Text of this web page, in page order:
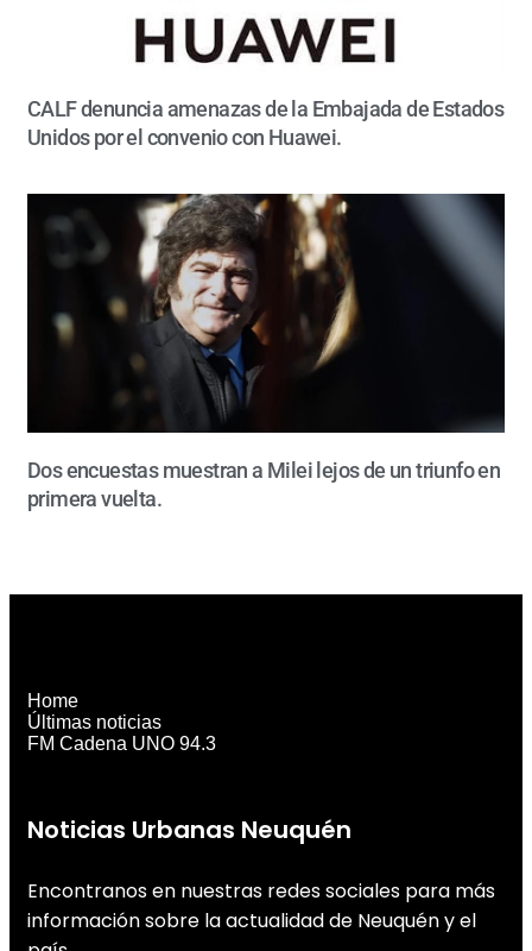
CALF denuncia amenazas de la Embajada de Estados
Unidos por el convenio con Huawei.
Dos encuestas muestran a Milei lejos de un triunfo en
primera vuelta.
Noticias Urbanas Neuquén
Encontranos en nuestras redes sociales para más
información sobre la actualidad de Neuquén y el
Home
Últimas noticias
FM Cadena UNO 94.3